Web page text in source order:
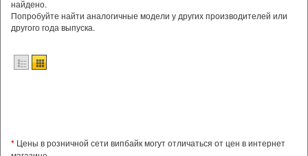
найдено.
Попробуйте найти аналогичные модели у других производителей или
другого года выпуска.
* Цены в розничной сети випбайк могут отличаться от цен в интернет